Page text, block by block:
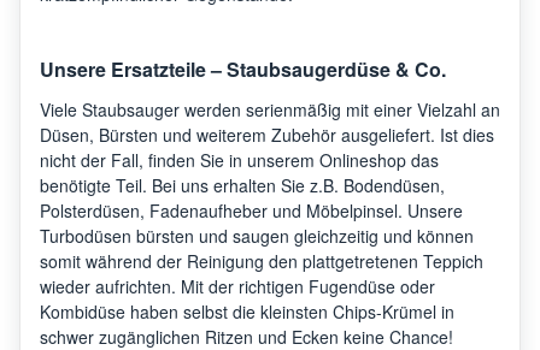
Unsere Ersatzteile – Staubsaugerdüse & Co.
Viele Staubsauger werden serienmäßig mit einer Vielzahl an
Düsen, Bürsten und weiterem Zubehör ausgeliefert. Ist dies
nicht der Fall, finden Sie in unserem Onlineshop das
benötigte Teil. Bei uns erhalten Sie z.B. Bodendüsen,
Polsterdüsen, Fadenaufheber und Möbelpinsel. Unsere
Turbodüsen bürsten und saugen gleichzeitig und können
somit während der Reinigung den plattgetretenen Teppich
wieder aufrichten. Mit der richtigen Fugendüse oder
Kombidüse haben selbst die kleinsten Chips-Krümel in
schwer zugänglichen Ritzen und Ecken keine Chance!